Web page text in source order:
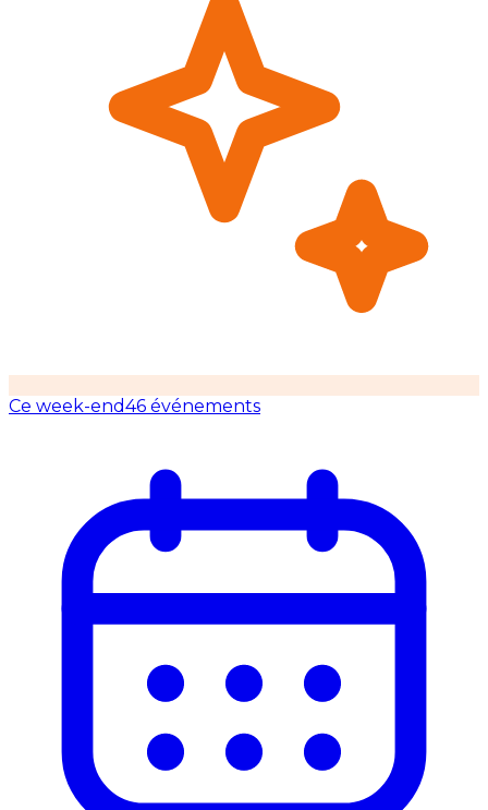
Ce week-end46 événements